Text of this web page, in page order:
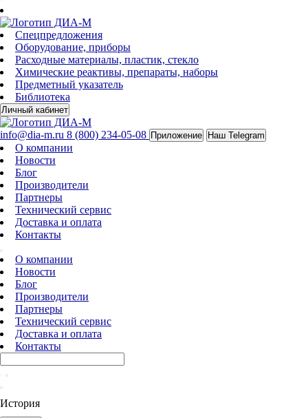
Спецпредложения
Оборудование, приборы
Расходные материалы, пластик, стекло
Химические реактивы, препараты, наборы
Предметный указатель
Библиотека
Личный кабинет
info@dia-m.ru 8 (800) 234-05-08 Приложение Наш Telegram
О компании
Новости
Блог
Производители
Партнеры
Технический сервис
Доставка и оплата
Контакты
О компании
Новости
Блог
Производители
Партнеры
Технический сервис
Доставка и оплата
Контакты
История